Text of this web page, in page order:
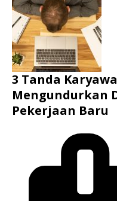
3 Tanda
Mengundurkan
Pekerjaan Baru